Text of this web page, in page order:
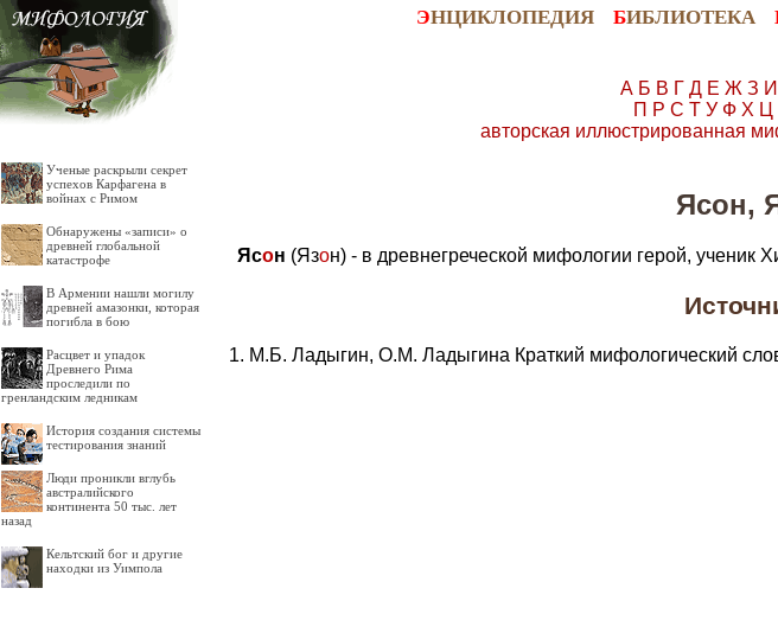
ЭНЦИКЛОПЕДИЯ БИБЛИОТЕКА
Ученые раскрыли секрет
успехов Карфагена в
войнах с Римом
Обнаружены «записи» о
древней глобальной
катастрофе
В Армении нашли могилу
древней амазонки, которая
погибла в бою
Расцвет и упадок
Древнего Рима
проследили по
гренландским ледникам
История создания системы
тестирования знаний
Люди проникли вглубь
австралийского
континента 50 тыс. лет
назад
Кельтский бог и другие
находки из Уимпола
А Б В Г Д Е Ж З И
П Р С Т У Ф Х Ц
авторская иллюстрированная
Ясон,
Ясон (Язон) - в древнегреческой мифологии герой, ученик
М.Б. Ладыгин, О.М. Ладыгина Краткий мифологический